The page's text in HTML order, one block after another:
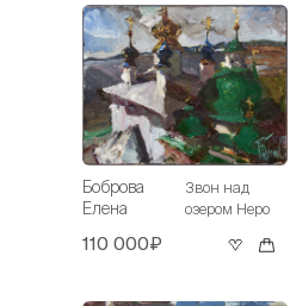
Боброва
Елена
Звон над
озером Неро
110 000₽